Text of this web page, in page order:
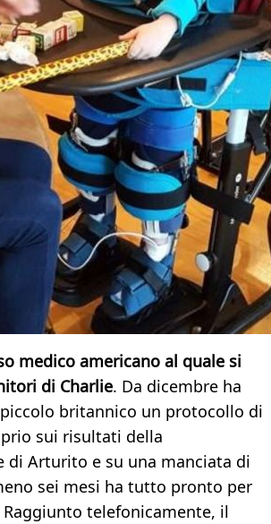
medico americano al quale si
di Charlie. Da dicembre ha
britannico un protocollo di
sui risultati della
di Arturito e su una manciata di
sei mesi ha tutto pronto per
telefonicamente, il